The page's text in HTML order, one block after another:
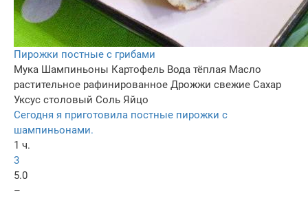
Пирожки постные с грибами
Мука Шампиньоны Картофель Вода тёплая Масло
растительное рафинированное Дрожжи свежие Сахар
Уксус столовый Соль Яйцо
Сегодня я приготовила постные пирожки с
шампиньонами.
1 ч.
3
5.0
–